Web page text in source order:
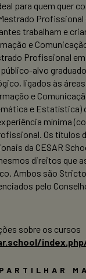
para quem quer
Profissional
trabalham e
e
Profissional
alvo
ligados às áreas
e
e Estatística)
mínima
Os títulos
da CESAR
direitos que
Ambos são
pelo
sobre os cursos